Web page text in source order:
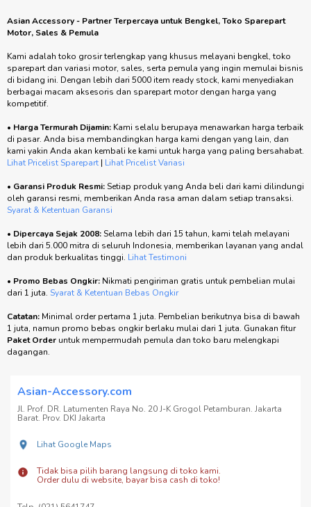
Asian Accessory - Partner Terpercaya untuk Bengkel, Toko Sparepart
Motor, Sales & Pemula
Kami adalah toko grosir terlengkap yang khusus melayani bengkel, toko
sparepart dan variasi motor, sales, serta pemula yang ingin memulai bisnis
di bidang ini. Dengan lebih dari 5000 item ready stock, kami menyediakan
berbagai macam aksesoris dan sparepart motor dengan harga yang
kompetitif.
• Harga Termurah Dijamin: Kami selalu berupaya menawarkan harga terbaik
di pasar. Anda bisa membandingkan harga kami dengan yang lain, dan
kami yakin Anda akan kembali ke kami untuk harga yang paling bersahabat.
Lihat Pricelist Sparepart | Lihat Pricelist Variasi
• Garansi Produk Resmi:Setiap produk yang Anda beli dari kami dilindungi
oleh garansi resmi, memberikan Anda rasa aman dalam setiap transaksi.
Syarat & Ketentuan Garansi
• Dipercaya Sejak 2008:Selama lebih dari 15 tahun, kami telah melayani
lebih dari 5.000 mitra di seluruh Indonesia, memberikan layanan yang andal
dan produk berkualitas tinggi. Lihat Testimoni
• Promo Bebas Ongkir: Nikmati pengiriman gratis untuk pembelian mulai
dari 1 juta. Syarat & Ketentuan Bebas Ongkir
Catatan: Minimal order pertama 1 juta. Pembelian berikutnya bisa di bawah
1 juta, namun promo bebas ongkir berlaku mulai dari 1 juta. Gunakan fitur
Paket Order untuk mempermudah pemula dan toko baru melengkapi
dagangan.
Asian-Accessory.com
Jl. Prof. DR. Latumenten Raya No. 20 J-K Grogol Petamburan. Jakarta
Barat. Prov. DKI Jakarta
Lihat Google Maps
Tidak bisa pilih barang langsung di toko kami.
Order dulu di website, bayar bisa cash di toko!